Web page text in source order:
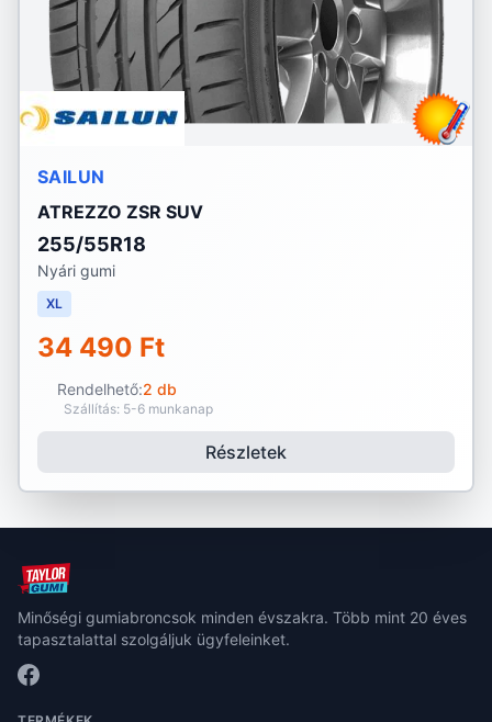
SAILUN
ATREZZO ZSR SUV
255/55R18
Nyári gumi
XL
34 490 Ft
Rendelhető:2 db
Szállítás: 5-6 munkanap
Részletek
Minőségi gumiabroncsok minden évszakra. Több mint 20 éves
tapasztalattal szolgáljuk ügyfeleinket.